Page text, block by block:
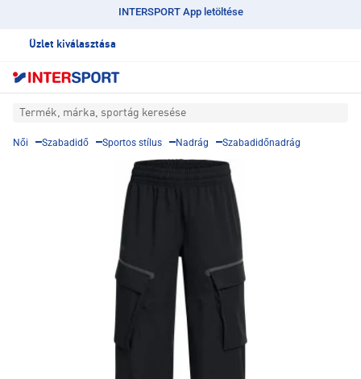
INTERSPORT App letöltése
Üzlet kiválasztása
Termék, márka, sportág keresése
Női Szabadidő Sportos stílus Nadrág Szabadidőnadrág